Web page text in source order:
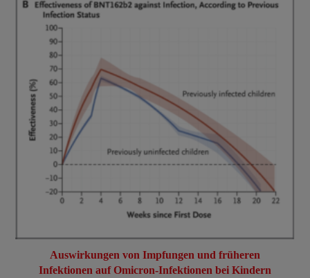
Auswirkungen von Impfungen und früheren
Infektionen auf Omicron-Infektionen bei Kindern